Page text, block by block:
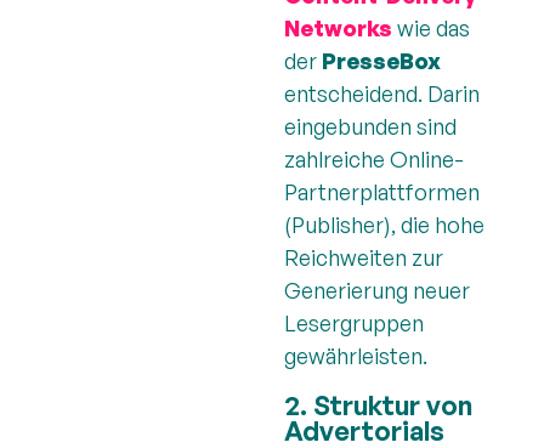
Networks wie das
der PresseBox
entscheidend. Darin
eingebunden sind
zahlreiche Online-
Partnerplattformen
(Publisher), die hohe
Reichweiten zur
Generierung neuer
Lesergruppen
gewährleisten.
2. Struktur von
Advertorials